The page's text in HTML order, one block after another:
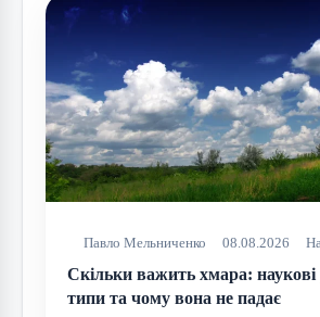
Павло Мельниченко 08.08.2026
Скільки важить хмара: наукові
типи та чому вона не падає